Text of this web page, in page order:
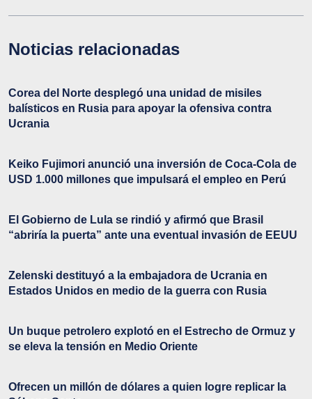
Noticias relacionadas
Corea del Norte desplegó una unidad de misiles
balísticos en Rusia para apoyar la ofensiva contra
Ucrania
Keiko Fujimori anunció una inversión de Coca-Cola de
USD 1.000 millones que impulsará el empleo en Perú
El Gobierno de Lula se rindió y afirmó que Brasil
“abriría la puerta” ante una eventual invasión de EEUU
Zelenski destituyó a la embajadora de Ucrania en
Estados Unidos en medio de la guerra con Rusia
Un buque petrolero explotó en el Estrecho de Ormuz y
se eleva la tensión en Medio Oriente
Ofrecen un millón de dólares a quien logre replicar la